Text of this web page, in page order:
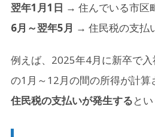
翌年1月1日 → 住んでいる市区
6月～翌年5月 → 住民税の支払
例えば、2025年4月に新卒で
の1月～12月の間の所得が計算
住民税の支払いが発生すると